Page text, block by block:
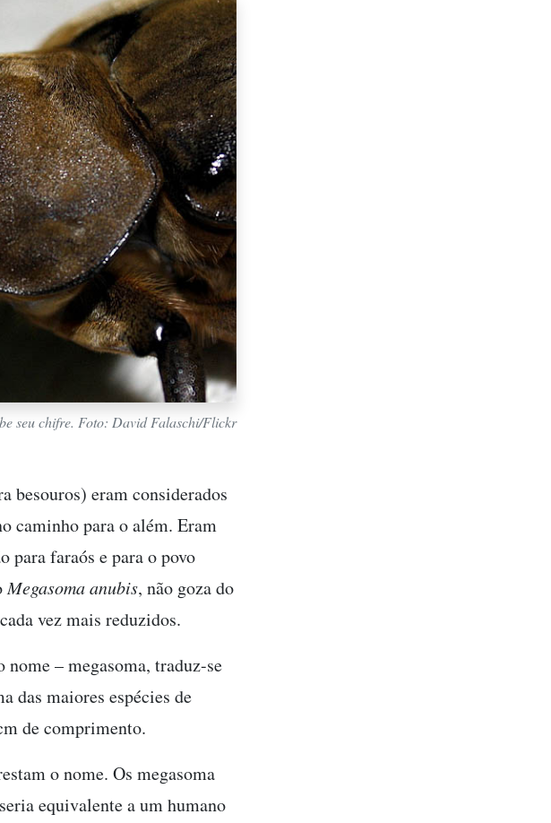
seu chifre. Foto: David Falaschi/Flickr
besouros) eram considerados
caminho para o além. Eram
para faraós e para o povo
Megasoma anubis, não goza do
vez mais reduzidos.
nome – megasoma, traduz-se
das maiores espécies de
de comprimento.
o nome. Os megasoma
equivalente a um humano